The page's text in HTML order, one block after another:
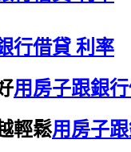
行借貸 利率
用房子跟銀
輕鬆用房子